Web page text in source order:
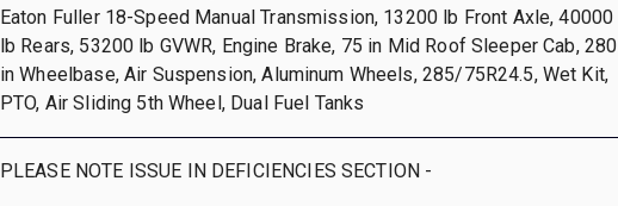
Eaton Fuller 18-Speed Manual Transmission, 13200 lb Front Axle, 40000
lb Rears, 53200 lb GVWR, Engine Brake, 75 in Mid Roof Sleeper Cab, 280
in Wheelbase, Air Suspension, Aluminum Wheels, 285/75R24.5, Wet Kit,
PTO, Air Sliding 5th Wheel, Dual Fuel Tanks
PLEASE NOTE ISSUE IN DEFICIENCIES SECTION -